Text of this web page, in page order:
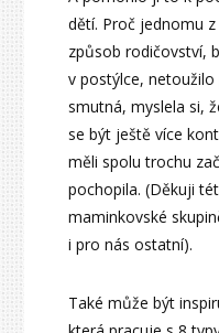
dětí. Proč jednomu
způsob rodičovství,
v postýlce,
smutná, myslela si,
se být ještě více
měli spolu trochu
pochopila. (Děkuji
maminkovské
i pro nás ostatní).
Také může být